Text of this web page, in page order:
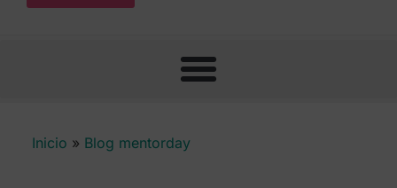
Inicio » Blog mentorday